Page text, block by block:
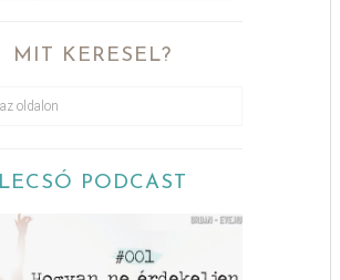
MIT KERESEL?
LECSÓ PODCAST